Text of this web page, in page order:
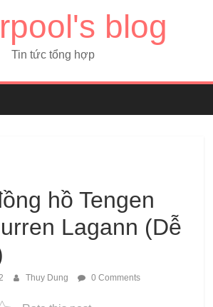
blog
Tin tức tổng hợp
hồ Tengen
Lagann (Dễ
Thuy Dung 0 Comments